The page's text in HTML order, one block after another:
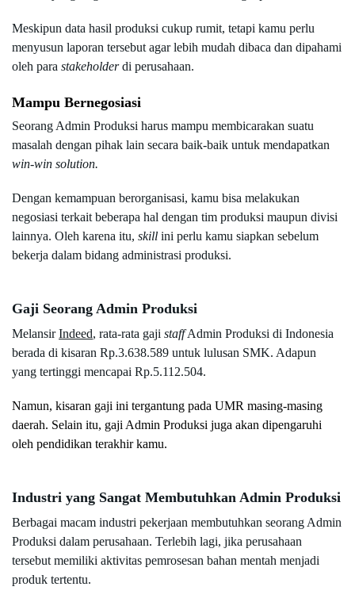
Meskipun data hasil produksi cukup rumit, tetapi kamu perlu
menyusun laporan tersebut agar lebih mudah dibaca dan dipahami
oleh para stakeholder di perusahaan.
Mampu Bernegosiasi
Seorang Admin Produksi harus mampu membicarakan suatu
win-win solution.
Dengan kemampuan berorganisasi, kamu bisa melakukan
negosiasi terkait beberapa hal dengan tim produksi maupun divisi
lainnya. Oleh karena itu, skill ini perlu kamu siapkan sebelum
bekerja dalam bidang administrasi produksi.
Gaji Seorang Admin Produksi
Melansir Indeed, rata-rata gaji staff Admin Produksi di Indonesia
berada di kisaran Rp.3.638.589 untuk lulusan SMK. Adapun
yang tertinggi mencapai Rp.5.112.504.
Namun, kisaran gaji ini tergantung pada UMR masing-masing
daerah. Selain itu, gaji Admin Produksi juga akan dipengaruhi
oleh pendidikan terakhir kamu.
Industri yang Sangat Membutuhkan Admin Produksi
Berbagai macam industri pekerjaan membutuhkan seorang Admin
Produksi dalam perusahaan. Terlebih lagi, jika perusahaan
tersebut memiliki aktivitas pemrosesan bahan mentah menjadi
produk tertentu.